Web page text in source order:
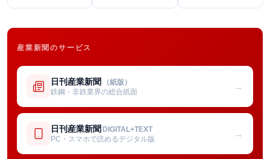
産業新聞のサービス
日刊産業新聞 （紙版）
鉄鋼・非鉄業界の総合紙面
→
日刊産業新聞 DIGITAL+TEXT
PC・スマホで読めるデジタル版
→